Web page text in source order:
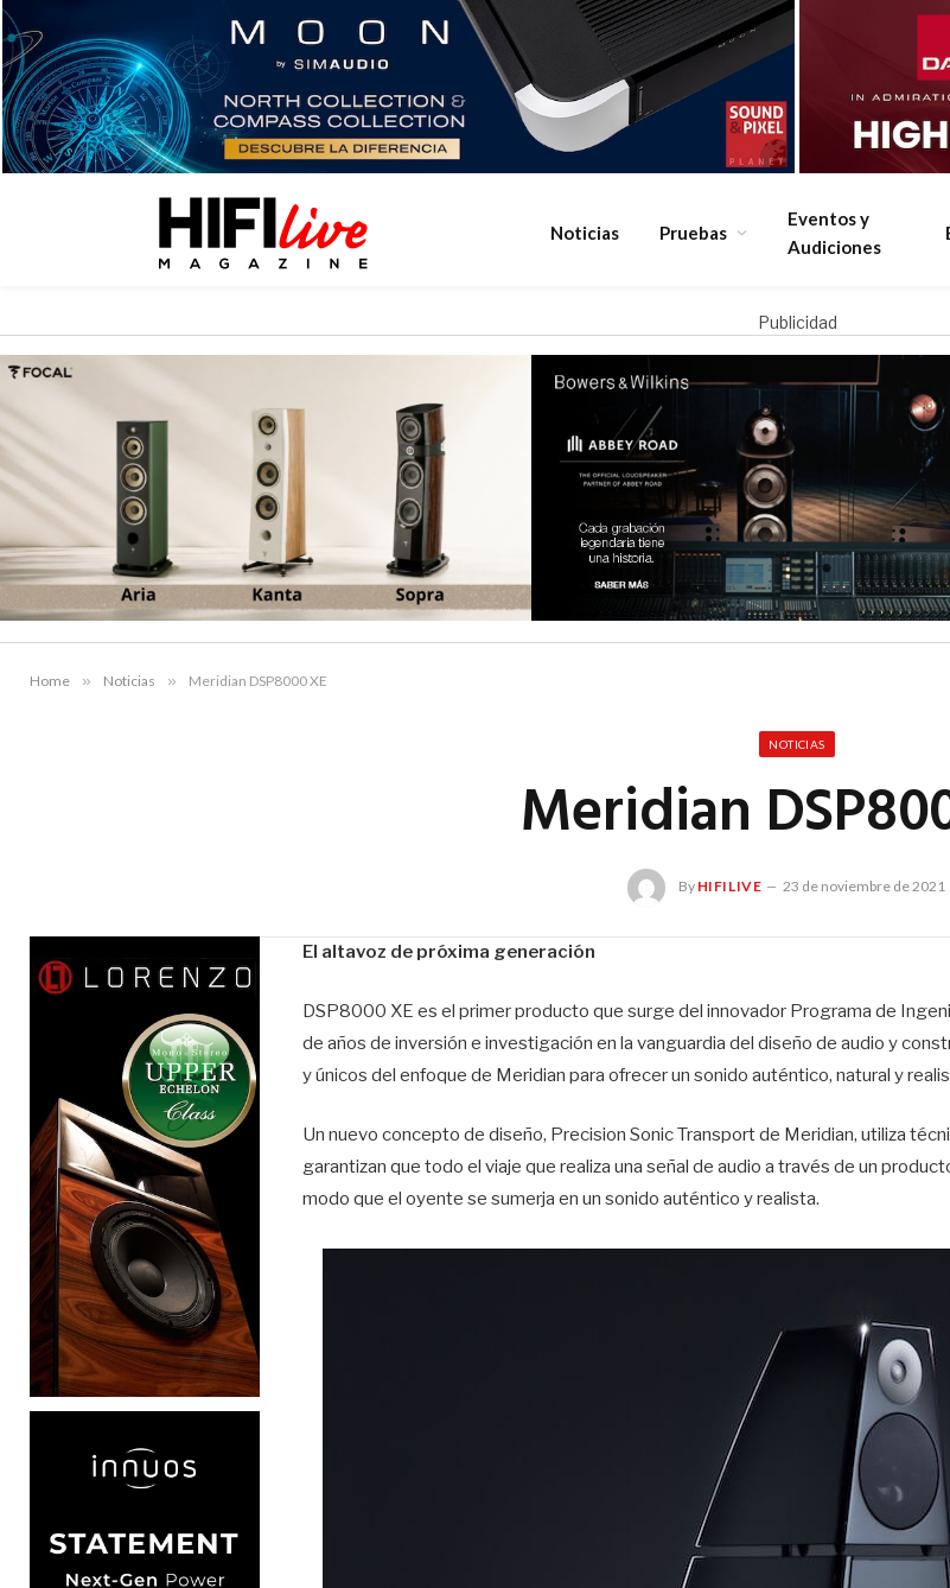
Noticias Pruebas
Eventos y
Audiciones
Publicidad
Home » Noticias » Meridian DSP8000 XE
NOTICIAS
Meridian
By HIFILIVE 23 de noviembre de 2021
El altavoz de próxima generación
DSP8000 XE es el primer producto que surge del innovador Programa de
de años de inversión e investigación en la vanguardia del diseño de audio y
y únicos del enfoque de Meridian para ofrecer un sonido auténtico, natural y
Un nuevo concepto de diseño, Precision Sonic Transport de Meridian, utiliza
garantizan que todo el viaje que realiza una señal de audio a través de un
modo que el oyente se sumerja en un sonido auténtico y realista.